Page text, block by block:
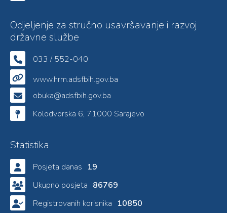
Odjeljenje za stručno usavršavanje i razvoj
državne službe
033 / 552-040
www.hrm.adsfbih.gov.ba
obuka@adsfbih.gov.ba
Kolodvorska 6, 71000 Sarajevo
Statistika
Posjeta danas 19
Ukupno posjeta 86769
Registrovanih korisnika 10850